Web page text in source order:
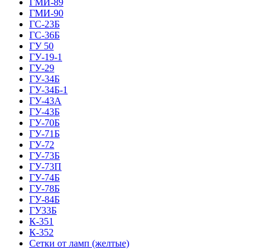
ГМИ-90
ГС-23Б
ГС-36Б
ГУ 50
ГУ-19-1
ГУ-29
ГУ-34Б
ГУ-34Б-1
ГУ-43А
ГУ-43Б
ГУ-70Б
ГУ-71Б
ГУ-72
ГУ-73Б
ГУ-73П
ГУ-74Б
ГУ-78Б
ГУ-84Б
ГУ33Б
К-351
К-352
Сетки от ламп (желтые)